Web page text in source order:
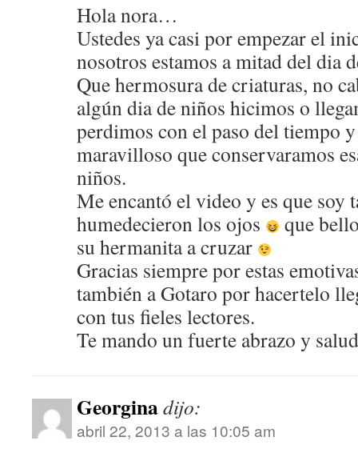
Hola nora…
Ustedes ya casi por empezar el
nosotros estamos a mitad del dia
Que hermosura de criaturas, no
algún dia de niños hicimos o
perdimos con el paso del tiempo
maravilloso que conservaramos
niños.
Me encantó el video y es que soy
humedecieron los ojos
que
su hermanita a cruzar
Gracias siempre por estas
también a Gotaro por hacertelo
con tus fieles lectores.
Te mando un fuerte abrazo y
Georginadijo:
abril 22, 2013 a las 10:05 am